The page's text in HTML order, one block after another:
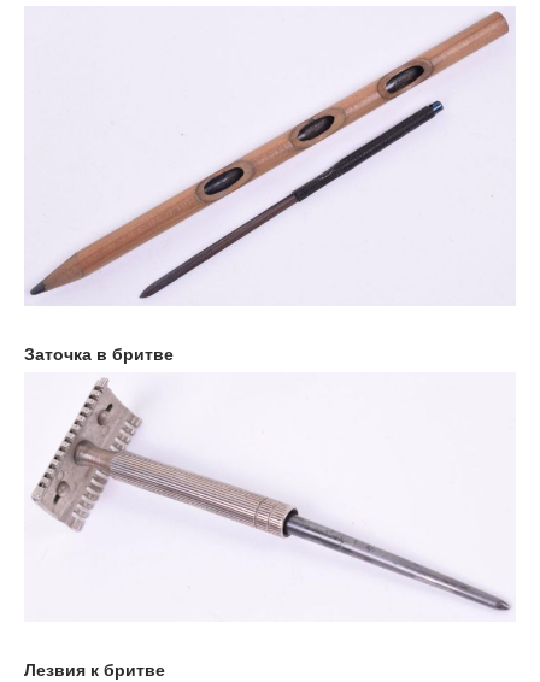
Заточка в бритве
Лезвия к бритве